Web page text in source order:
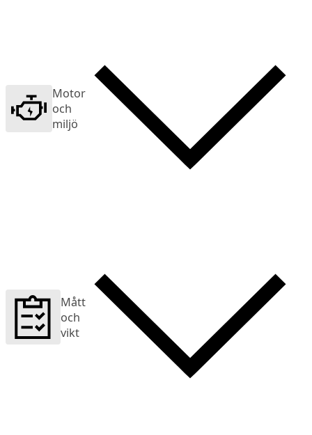
Motor
och
miljö
Mått
och
vikt